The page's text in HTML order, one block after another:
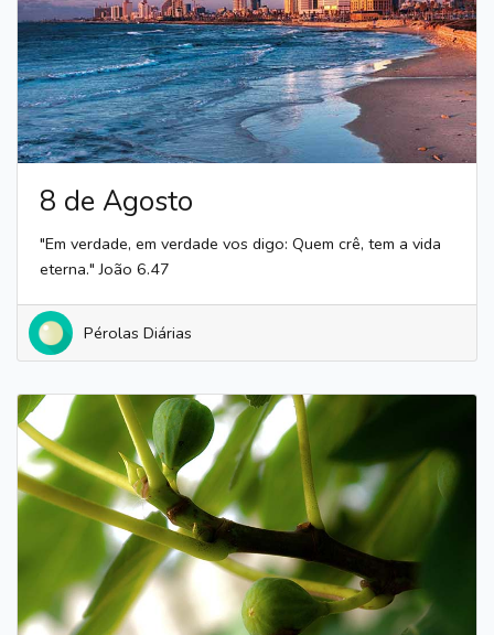
8 de Agosto
"Em verdade, em verdade vos digo: Quem crê, tem a vida
eterna." João 6.47
Pérolas Diárias